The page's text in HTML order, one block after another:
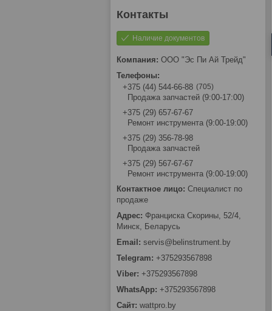
Наличие документов
ООО "Эс Пи Ай Трейд"
+375 (44) 544-66-88 705
Продажа запчастей (9:00-17:00)
+375 (29) 657-67-67
Ремонт инструмента (9:00-19:00)
+375 (29) 356-78-98
Продажа запчастей
+375 (29) 567-67-67
Ремонт инструмента (9:00-19:00)
Специалист по
продаже
Франциска Скорины, 52/4,
Минск, Беларусь
servis@belinstrument.by
+375293567898
+375293567898
+375293567898
wattpro.by